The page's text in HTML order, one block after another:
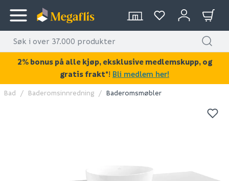
KAN DISSE VÆRE AV INTERESSE?
Bad Baderomsinnredning Baderomsmøbler
2% bonus på alle kjøp, eksklusive medlemskupp, og
gratis frakt*! Bli medlem her!